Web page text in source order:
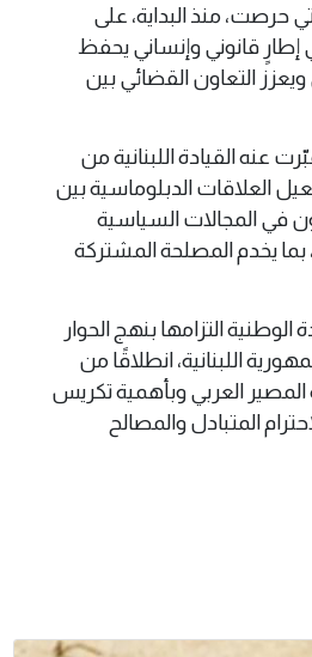
حرصت، منذ البداية، على
قانوني وإنساني يحفظ
التعاون القضائي بين
عنه القيادة اللبنانية من
العلاقات الدبلوماسية بين
في المجالات السياسية
بما يخدم المصلحة المشتركة
التزامها بنهج الحوار
اللبنانية، انطلاقًا من
المصير العربي وبأهمية تكريس
المتبادل والمصالح